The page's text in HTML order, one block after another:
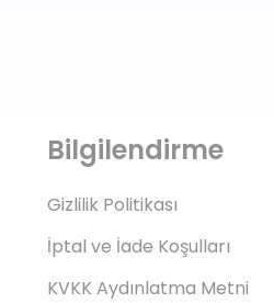
Bilgilendirme
Gizlilik Politikası
İptal ve İade Koşulları
KVKK Aydınlatma Metni